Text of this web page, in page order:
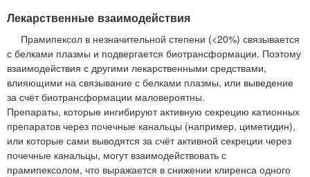
Лекарственные взаимодействия
Прамипексол в незначительной степени (<20%) связывается
с белками плазмы и подвергается биотрансформации. Поэтому
взаимодействия с другими лекарственными средствами,
влияющими на связывание с белками плазмы, или выведение
за счёт биотрансформации маловероятны.
Препараты, которые ингибируют активную секрецию катионных
препаратов через почечные канальцы (например, циметидин),
или которые сами выводятся за счёт активной секреции через
почечные канальцы, могут взаимодействовать с
прамипексолом, что выражается в снижении клиренса одного